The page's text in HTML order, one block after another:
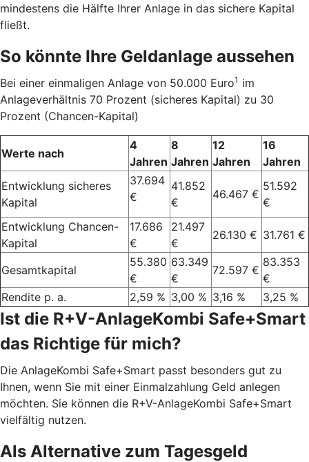
mindestens die Hälfte Ihrer Anlage in das sichere Kapital
fließt.
So könnte Ihre Geldanlage aussehen
Bei einer einmaligen Anlage von 50.000 Euro1 im
Anlageverhältnis 70 Prozent (sicheres Kapital) zu 30
Prozent (Chancen-Kapital)
Werte nach
4
Jahren
8
Jahren
12
Jahren
16
Jahren
Entwicklung sicheres
Kapital
37.694
€
41.852
€
46.467 €
51.592
€
Entwicklung Chancen-
Kapital
17.686
€
21.497
€
26.130 € 31.761 €
Gesamtkapital
55.380
€
63.349
€
72.597 €
83.353
€
Rendite p. a.
2,59 % 3,00 % 3,16 % 3,25 %
Ist die R+V-AnlageKombi Safe+Smart
das Richtige für mich?
Die AnlageKombi Safe+Smart passt besonders gut zu
Ihnen, wenn Sie mit einer Einmalzahlung Geld anlegen
möchten. Sie können die R+V-AnlageKombi Safe+Smart
vielfältig nutzen.
Als Alternative zum Tagesgeld